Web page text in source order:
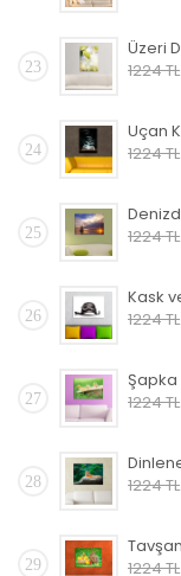
23
1224 TL
24
1224 TL
25
1224 TL
26
1224 TL
27
1224 TL
28
1224 TL
29
1224 TL